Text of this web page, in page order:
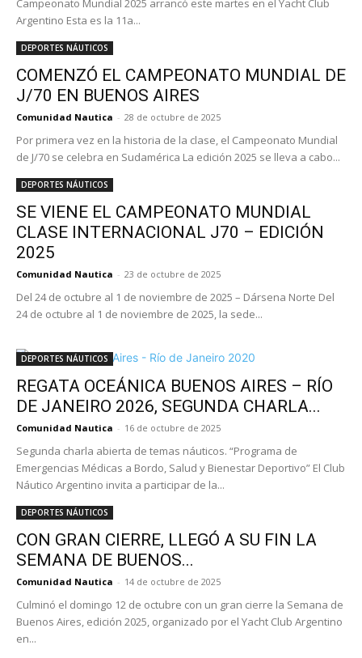
Campeonato Mundial 2025 arrancó este martes en el Yacht Club
Argentino Esta es la 11a...
DEPORTES NÁUTICOS
COMENZÓ EL CAMPEONATO MUNDIAL DE
J/70 EN BUENOS AIRES
Comunidad Nautica - 28 de octubre de 2025
Por primera vez en la historia de la clase, el Campeonato Mundial
de J/70 se celebra en Sudamérica La edición 2025 se lleva a cabo...
DEPORTES NÁUTICOS
SE VIENE EL CAMPEONATO MUNDIAL
CLASE INTERNACIONAL J70 – EDICIÓN
2025
Comunidad Nautica - 23 de octubre de 2025
Del 24 de octubre al 1 de noviembre de 2025 – Dársena Norte Del
24 de octubre al 1 de noviembre de 2025, la sede...
DEPORTES NÁUTICOS
REGATA OCEÁNICA BUENOS AIRES – RÍO
DE JANEIRO 2026, SEGUNDA CHARLA...
Comunidad Nautica - 16 de octubre de 2025
Segunda charla abierta de temas náuticos. “Programa de
Emergencias Médicas a Bordo, Salud y Bienestar Deportivo” El Club
Náutico Argentino invita a participar de la...
DEPORTES NÁUTICOS
CON GRAN CIERRE, LLEGÓ A SU FIN LA
SEMANA DE BUENOS...
Comunidad Nautica - 14 de octubre de 2025
Culminó el domingo 12 de octubre con un gran cierre la Semana de
Buenos Aires, edición 2025, organizado por el Yacht Club Argentino
en...